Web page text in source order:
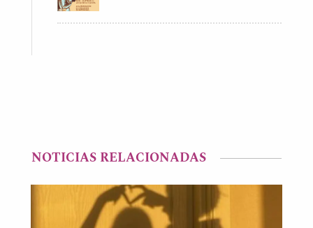
NOTICIAS RELACIONADAS